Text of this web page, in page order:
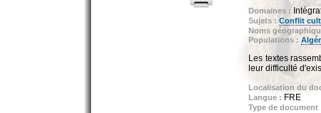
Domaines :
Sujets : Conflit
Noms
Populations :
Les textes
leur difficulté
Localisation du
Langue : FRE
Type de document